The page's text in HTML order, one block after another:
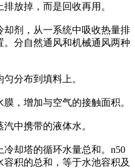
放掉，而是回收再用。
却剂，从一系统中吸收热量排
分自然通风和机械通风两种
分布到填料上。
，增加与空气的接触面积。
中携带的液体水。
却塔的循环水量总和。n50
积的总和，等于水池容积及